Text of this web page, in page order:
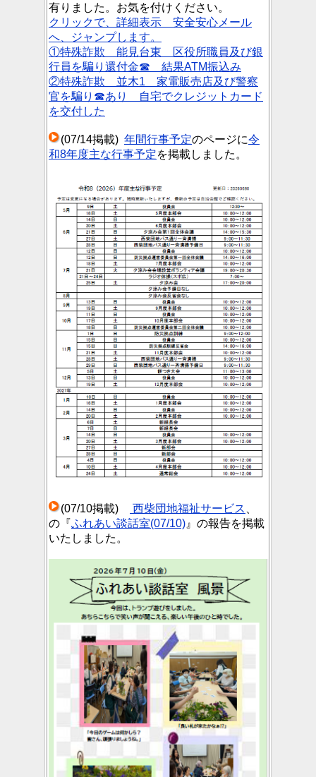
有りました。お気を付けください。
クリックで、詳細表示 安全安心メール
へ、ジャンプします。
①特殊詐欺 能見台東 区役所職員及び銀
行員を騙り還付金☎ 結果ATM振込み
②特殊詐欺 並木1 家電販売店及び警察
官を騙り☎あり 自宅でクレジットカード
を交付した
(07/14掲載) 年間行事予定のページに令
和8年度主な行事予定を掲載しました。
(07/10掲載) 西柴団地福祉サービス
の『ふれあい談話室(07/10) 』の報告を掲載
いたしました。